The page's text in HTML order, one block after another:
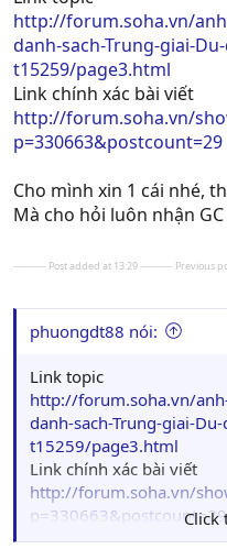
http://forum.soha.vn/
danh-sach-Trung-giai-
t15259/page3.html
Link chính xác bài viết
http://forum.soha.vn/
p=330663&postcount=29
Cho mình xin 1 cái nhé,
Mà cho hỏi luôn nhận
---------- Post added at 13:29 ---------- Previous
phuongdt88 nói:
Link topic
http://forum.soha.vn/
danh-sach-Trung-giai-
t15259/page3.html
Link chính xác bài viết
http://forum.soha.vn/
p=330663&postcount=29
Click